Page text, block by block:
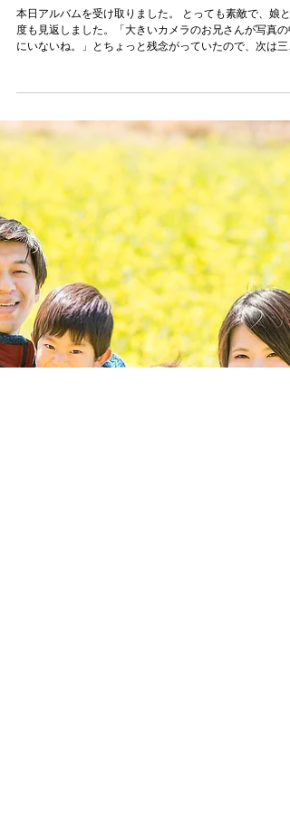
本日アルバムを受け取りました。 とっても素敵で、娘と
度も見返しました。「大きいカメラのお兄さんが写真の
にいないね。」とちょっと残念がっていたので、次は三
さんも一緒に写真に入ろうな〜と言うとしきり頷いてい
した。かくれんぼがすごく楽しかったようです。...